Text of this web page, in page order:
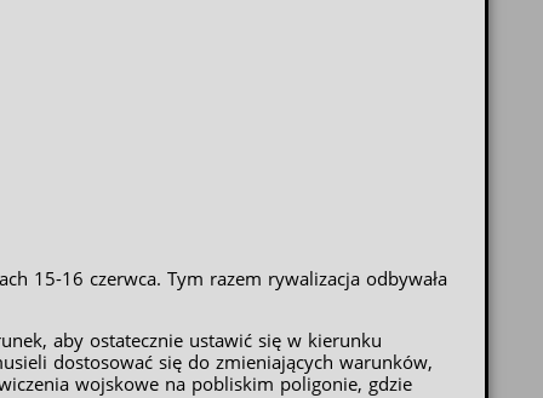
15-16 czerwca. Tym razem rywalizacja odbywała
aby ostatecznie ustawić się w kierunku
dostosować się do zmieniających warunków,
wojskowe na pobliskim poligonie, gdzie